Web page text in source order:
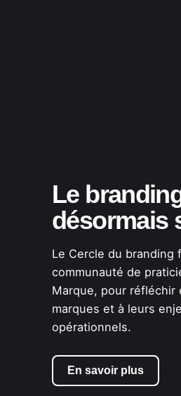
Le
désormais
Le Cercle du branding
communauté de
Marque, pour réfléchir
marques et à leurs
opérationnels.
En savoir plus